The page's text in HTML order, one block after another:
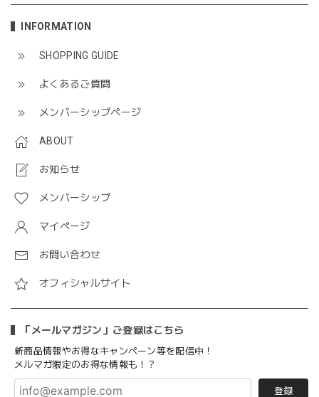
INFORMATION
SHOPPING GUIDE
よくあるご質問
メンバーシップページ
ABOUT
お知らせ
メンバーシップ
マイページ
お問い合わせ
オフィシャルサイト
「メールマガジン」ご登録はこちら
新商品情報やお得なキャンペーン等を配信中！
メルマガ限定のお得な情報も！？
登録